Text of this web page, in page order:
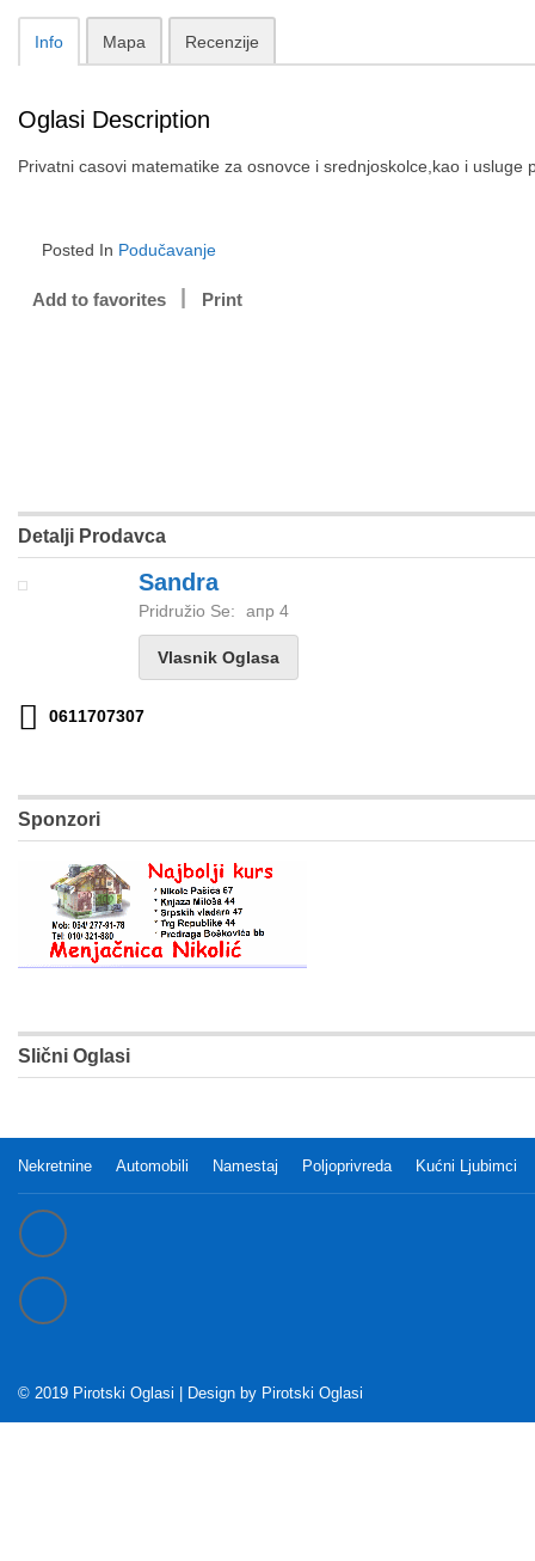
Info Mapa Recenzije
Oglasi Description
Privatni casovi matematike za osnovce i srednjoskolce,kao i usluge
Posted In Podučavanje
Add to favorites Print
Detalji Prodavca
Sandra
Pridružio Se: апр 4
Vlasnik Oglasa
0611707307
Sponzori
Slični Oglasi
Nekretnine Automobili Namestaj Poljoprivreda Kućni Ljubimci
© 2019 Pirotski Oglasi | Design by Pirotski Oglasi